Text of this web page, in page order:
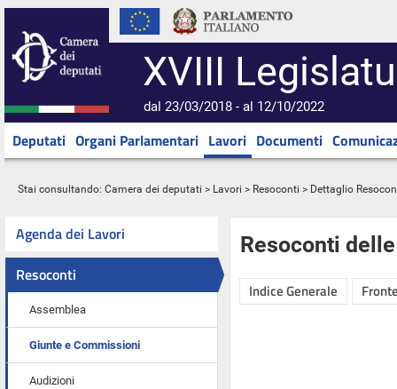
XVIII
dal 23/03/2018 - al 12/10/2022
Deputati Organi Parlamentari Lavori Documenti
Stai consultando: Camera dei deputati > Lavori > Resoconti > Dettaglio
Agenda dei Lavori
Resoconti
Assemblea
Giunte e Commissioni
Audizioni
Resoconti
Indice Generale